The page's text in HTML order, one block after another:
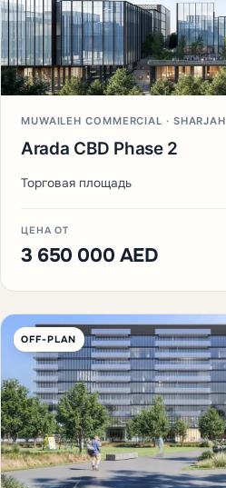
MUWAILEH COMMERCIAL · SHARJAH
Arada CBD Phase 2
Торговая площадь
ЦЕНА ОТ
3 650 000 AED
OFF-PLAN